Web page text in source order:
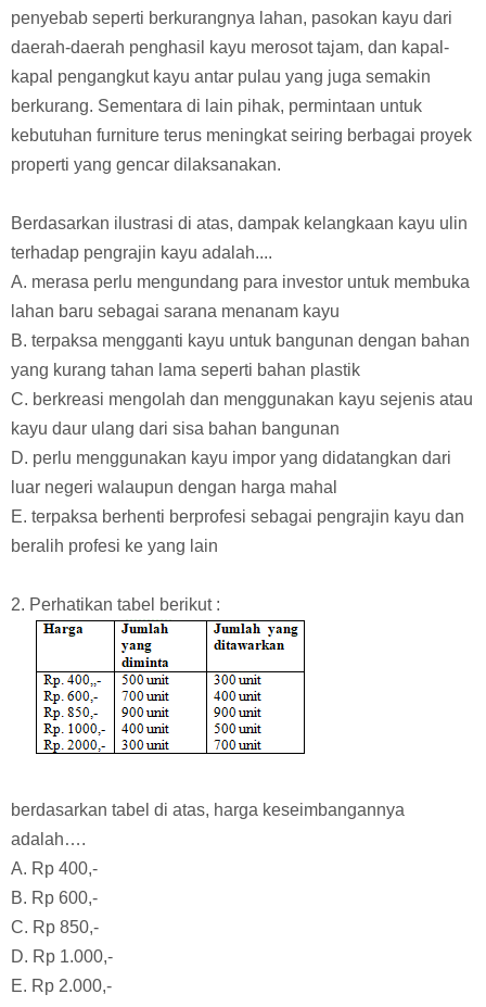
penyebab seperti berkurangnya lahan, pasokan kayu dari
daerah-daerah penghasil kayu merosot tajam, dan kapal-
kapal pengangkut kayu antar pulau yang juga semakin
berkurang. Sementara di lain pihak, permintaan untuk
kebutuhan furniture terus meningkat seiring berbagai proyek
properti yang gencar dilaksanakan.
Berdasarkan ilustrasi di atas, dampak kelangkaan kayu ulin
terhadap pengrajin kayu adalah....
A. merasa perlu mengundang para investor untuk membuka
lahan baru sebagai sarana menanam kayu
B. terpaksa mengganti kayu untuk bangunan dengan bahan
yang kurang tahan lama seperti bahan plastik
C. berkreasi mengolah dan menggunakan kayu sejenis atau
kayu daur ulang dari sisa bahan bangunan
D. perlu menggunakan kayu impor yang didatangkan dari
luar negeri walaupun dengan harga mahal
E. terpaksa berhenti berprofesi sebagai pengrajin kayu dan
beralih profesi ke yang lain
2. Perhatikan tabel berikut :
berdasarkan tabel di atas, harga keseimbangannya
adalah….
A. Rp 400,-
B. Rp 600,-
C. Rp 850,-
D. Rp 1.000,-
E. Rp 2.000,-